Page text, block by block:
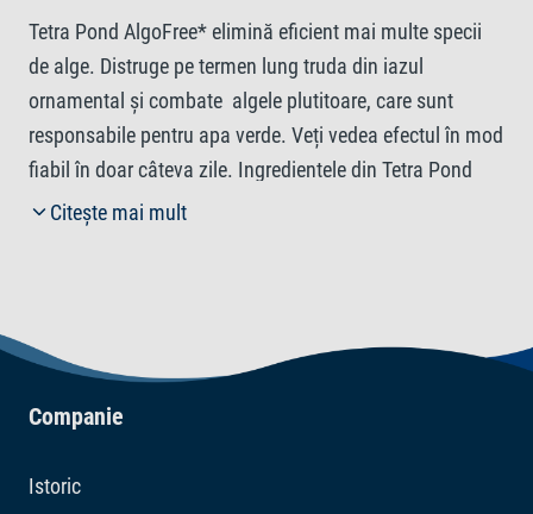
Tetra Pond AlgoFree* elimină eficient mai multe specii
de alge. Distruge pe termen lung truda din iazul
ornamental și combate algele plutitoare, care sunt
responsabile pentru apa verde. Veți vedea efectul în mod
fiabil în doar câteva zile. Ingredientele din Tetra Pond
AlgoFree* distrug peretele celular al algei. Ulterior,
algelor, acest produs este deosebit de util pentru
prevenirea înfloririi algelor, în special primăvara. Tetra
Pond AlgoFree* poate fi folosit și pentru a combate
potrivit pentru iazurile ornamentale fără a dăuna peștilor,
Citește mai mult
Companie
Istoric